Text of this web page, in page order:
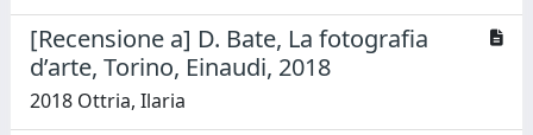
[Recensione a] D. Bate, La fotografia
d’arte, Torino, Einaudi, 2018
2018 Ottria, Ilaria